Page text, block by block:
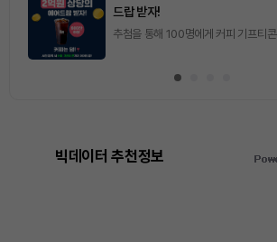
2026.08.07 (금) ~ 2026.08.08 (토)
빅데이터 추천정보